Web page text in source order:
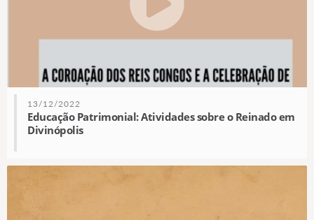
13/12/2022
Educação Patrimonial: Atividades sobre o Reinado em
Divinópolis